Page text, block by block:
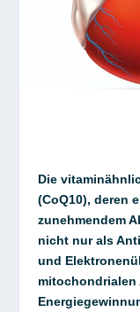
Die
(CoQ10), deren
zunehmendem
nicht nur als
und
mitochondrialen